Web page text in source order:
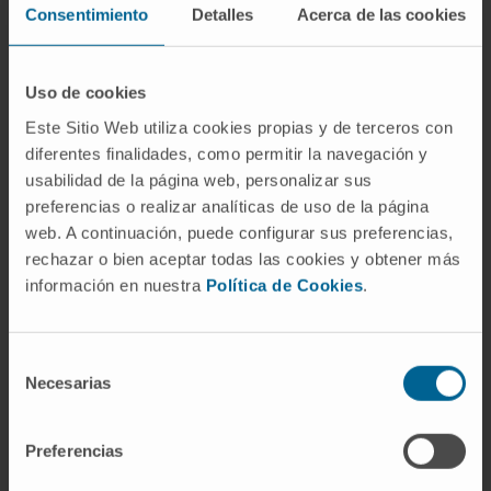
Consentimiento Detalles Acerca de las cookies
Uso de cookies
Este Sitio Web utiliza cookies propias y de terceros con
diferentes finalidades, como permitir la navegación y
usabilidad de la página web, personalizar sus
preferencias o realizar analíticas de uso de la página
web. A continuación, puede configurar sus preferencias,
rechazar o bien aceptar todas las cookies y obtener más
información en nuestra Política de Cookies.
Necesarias
Preferencias
provocando dolor e hinchazón de la glándula,
consecuencia posible.
¿Qué relación tiene la parótida con
las paperas?
La parotiditis epidémica (paperas) es una
infección vírica causada por un paramixovirus
que muestra predilección por la glándula
dolorosa de la región preauricular y constituye
clásicas de la infancia, hoy prevenible con la
¿Nicolás Steno fue solo anatomista?